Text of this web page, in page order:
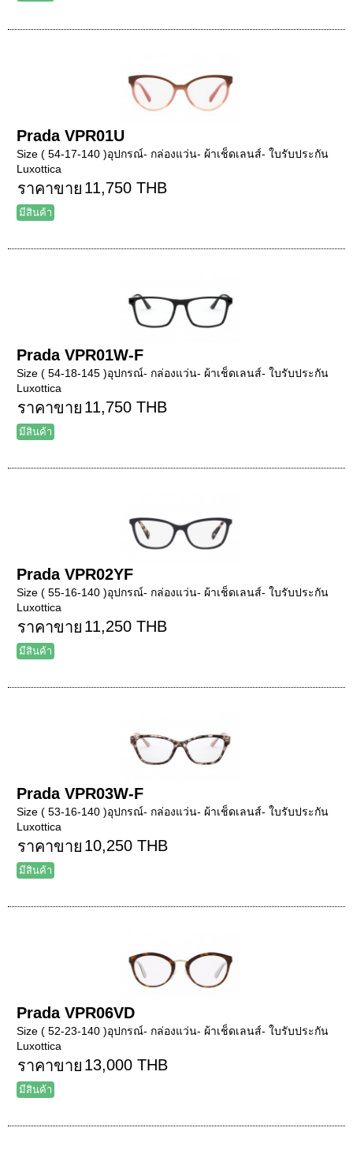
Prada VPR01U
Size ( 54-17-140 )อุปกรณ์- กล่องแว่น- ผ้าเช็ดเลนส์- ใบรับประกัน
Luxottica
ราคาขาย 11,750 THB
มีสินค้า
Prada VPR01W-F
Size ( 54-18-145 )อุปกรณ์- กล่องแว่น- ผ้าเช็ดเลนส์- ใบรับประกัน
Luxottica
ราคาขาย 11,750 THB
มีสินค้า
Prada VPR02YF
Size ( 55-16-140 )อุปกรณ์- กล่องแว่น- ผ้าเช็ดเลนส์- ใบรับประกัน
Luxottica
ราคาขาย 11,250 THB
มีสินค้า
Prada VPR03W-F
Size ( 53-16-140 )อุปกรณ์- กล่องแว่น- ผ้าเช็ดเลนส์- ใบรับประกัน
Luxottica
ราคาขาย 10,250 THB
มีสินค้า
Prada VPR06VD
Size ( 52-23-140 )อุปกรณ์- กล่องแว่น- ผ้าเช็ดเลนส์- ใบรับประกัน
Luxottica
ราคาขาย 13,000 THB
มีสินค้า